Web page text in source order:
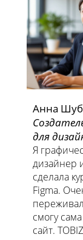
Анна
для
Я
дизайнер
сделала
Figma.
смогу
сайт.